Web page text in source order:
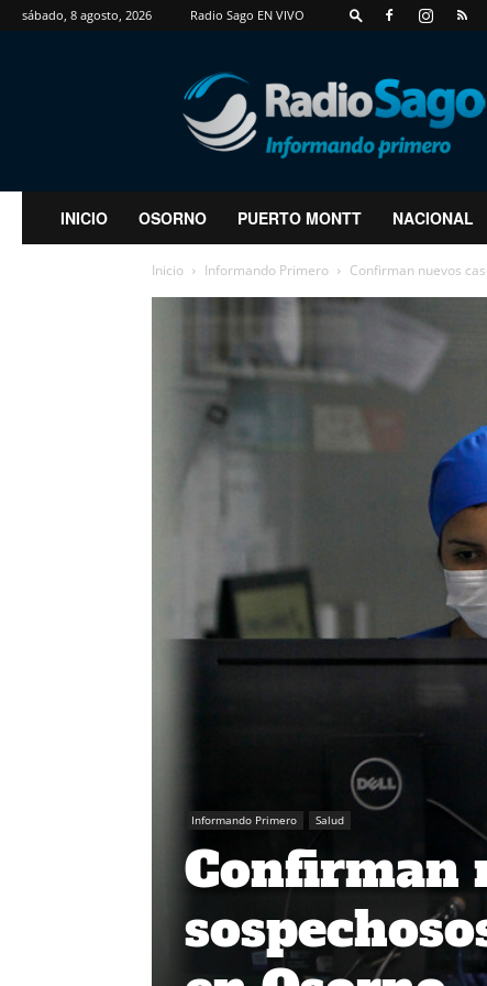
sábado, 8 agosto, 2026 Radio Sago EN VIVO
RadioSago
INICIO OSORNO PUERTO MONTT NACIONAL
Inicio Informando Primero Confirman nuevos
Informando Primero Salud
Confirman